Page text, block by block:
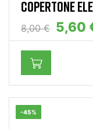
COPERTONE
8,00 € 5,60
-45%